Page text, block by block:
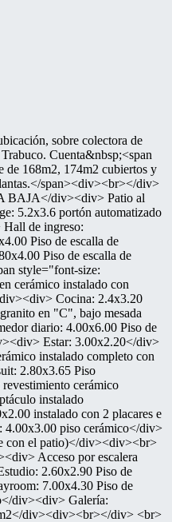
sobre colectora de
Cuenta&nbsp;<span
168m2, 174m2 cubiertos y
span><div><br></div>
BAJA</div><div> Patio al
5.2x3.6 portón automatizado
de ingreso:
Piso de escalla de
Piso de escalla de
style="font-size:
cerámico instalado con
Cocina: 2.4x3.20
en "C", bajo mesada
diario: 4.00x6.00 Piso de
Estar: 3.00x2.20</div>
instalado completo con
2.80x3.65 Piso
cerámico
instalado
instalado con 2 placares e
piso cerámico</div>
con el patio)</div><div><br>
Acceso por escalera
2.60x2.90 Piso de
7.00x4.30 Piso de
div><div> Galería:
div><div><br></div> <br>